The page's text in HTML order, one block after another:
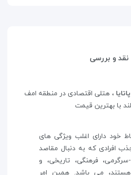
نقد و بررسی
، هتلی اقتصادی در منطقه امف
با بهترین قیمت
خود دارای اغلب ویژگی های
افرادی که به دنبال مقاصد
فرهنگی، تاریخی، و
هستند، می باشد. همین امر